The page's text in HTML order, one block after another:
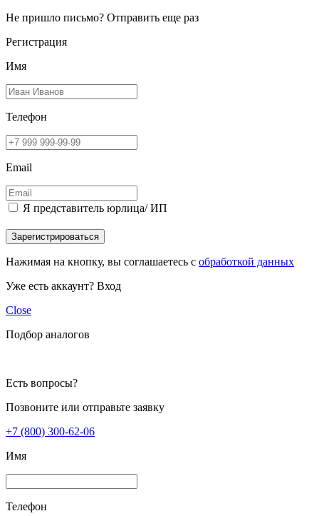
Не пришло письмо? Отправить еще раз
Регистрация
Имя
Телефон
Email
Я представитель юрлица/ ИП
Зарегистрироваться
Нажимая на кнопку, вы соглашаетесь с обработкой данных
Уже есть аккаунт? Вход
Close
Подбор аналогов
Есть вопросы?
Позвоните или отправьте заявку
+7 (800) 300-62-06
Имя
Телефон